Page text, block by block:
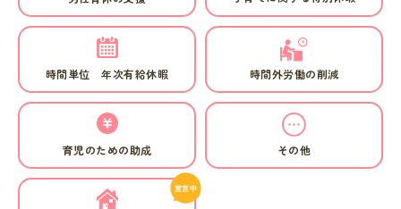
時間単位 年次有給休暇 時間外労働の削減
育児のための助成 その他